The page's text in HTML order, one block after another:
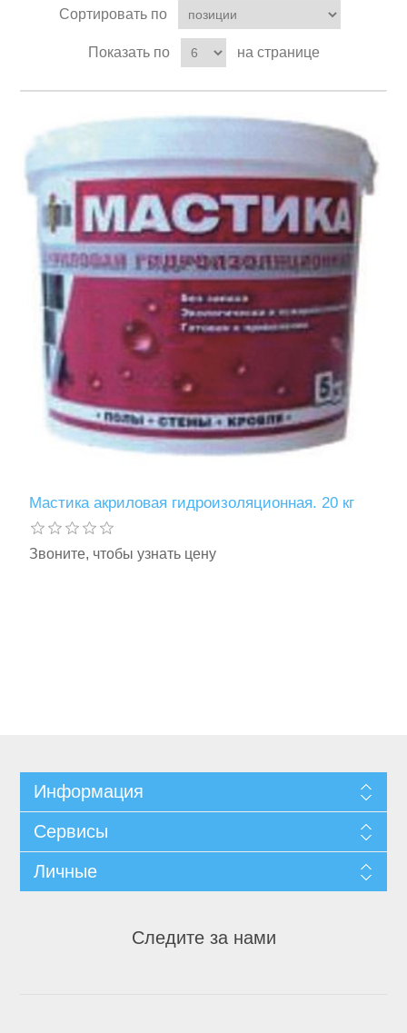
Сортировать по
Показать по на странице
Мастика акриловая гидроизоляционная. 20 кг
Звоните, чтобы узнать цену
Информация
Сервисы
Личные
Следите за нами